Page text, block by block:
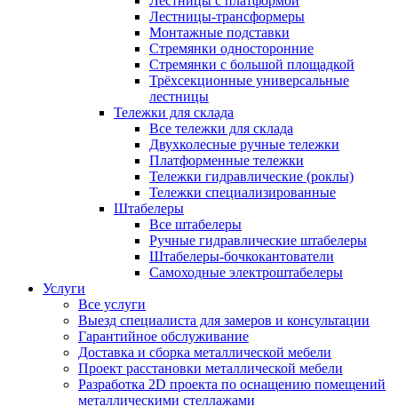
Лестницы-трансформеры
Монтажные подставки
Стремянки односторонние
Стремянки с большой площадкой
Трёхсекционные универсальные
лестницы
Тележки для склада
Все тележки для склада
Двухколесные ручные тележки
Платформенные тележки
Тележки гидравлические (роклы)
Тележки специализированные
Штабелеры
Все штабелеры
Ручные гидравлические штабелеры
Штабелеры-бочкокантователи
Самоходные электроштабелеры
Услуги
Все услуги
Выезд специалиста для замеров и консультации
Гарантийное обслуживание
Доставка и сборка металлической мебели
Проект расстановки металлической мебели
Разработка 2D проекта по оснащению помещений
металлическими стеллажами